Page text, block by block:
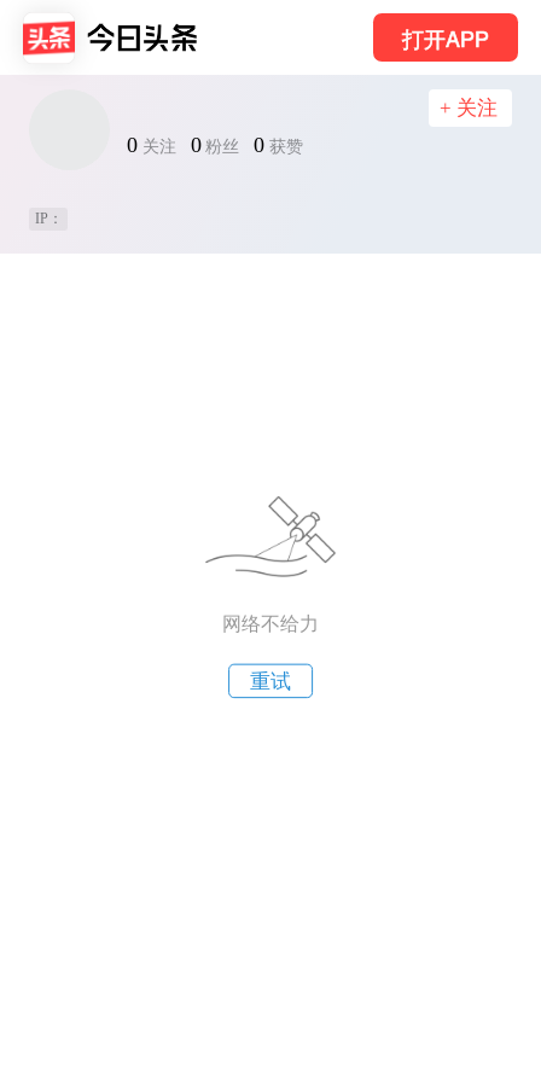
打开APP
0 关注 0 粉丝 0 获赞
+ 关注
IP：
网络不给力
重试